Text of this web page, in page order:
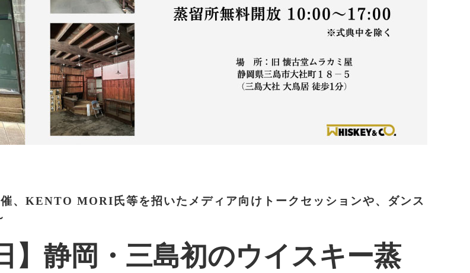
、KENTO MORI氏等を招いたメディア向けトークセッションや、ダンス
】静岡・三島初のウイスキー蒸